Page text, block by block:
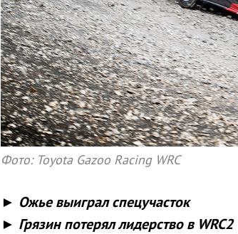
Фото: Toyota Gazoo Racing WRC
► Ожье выиграл спецучасток
► Грязин потерял лидерство в WRC2